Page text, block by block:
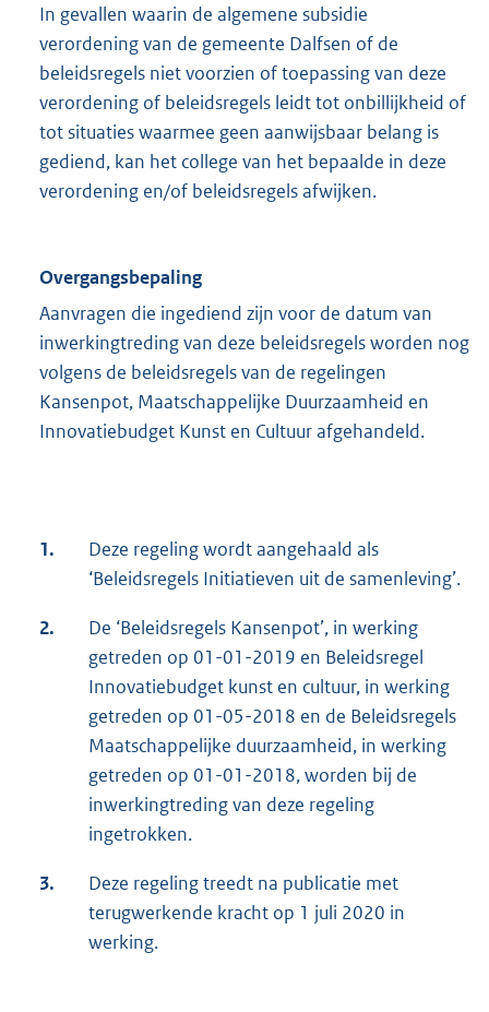
In gevallen waarin de algemene subsidie
verordening van de gemeente Dalfsen of de
beleidsregels niet voorzien of toepassing van deze
verordening of beleidsregels leidt tot onbillijkheid of
tot situaties waarmee geen aanwijsbaar belang is
gediend, kan het college van het bepaalde in deze
verordening en/of beleidsregels afwijken.
Overgangsbepaling
Aanvragen die ingediend zijn voor de datum van
inwerkingtreding van deze beleidsregels worden nog
volgens de beleidsregels van de regelingen
Kansenpot, Maatschappelijke Duurzaamheid en
Innovatiebudget Kunst en Cultuur afgehandeld.
1.
Deze regeling wordt aangehaald als
‘Beleidsregels Initiatieven uit de samenleving’.
2.
De ‘Beleidsregels Kansenpot’, in werking
getreden op 01-01-2019 en Beleidsregel
Innovatiebudget kunst en cultuur, in werking
getreden op 01-05-2018 en de Beleidsregels
Maatschappelijke duurzaamheid, in werking
getreden op 01-01-2018, worden bij de
inwerkingtreding van deze regeling
ingetrokken.
3.
Deze regeling treedt na publicatie met
terugwerkende kracht op 1 juli 2020 in
werking.